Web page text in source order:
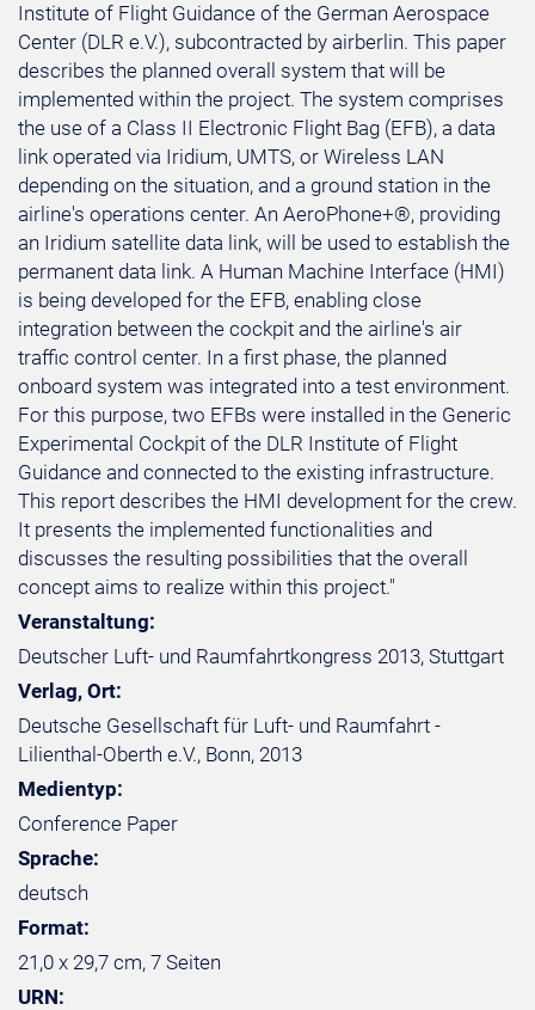
Institute of Flight Guidance of the German Aerospace
Center (DLR e.V.), subcontracted by airberlin. This paper
describes the planned overall system that will be
implemented within the project. The system comprises
the use of a Class II Electronic Flight Bag (EFB), a data
link operated via Iridium, UMTS, or Wireless LAN
depending on the situation, and a ground station in the
airline's operations center. An AeroPhone+®, providing
an Iridium satellite data link, will be used to establish the
permanent data link. A Human Machine Interface (HMI)
is being developed for the EFB, enabling close
integration between the cockpit and the airline's air
traffic control center. In a first phase, the planned
onboard system was integrated into a test environment.
For this purpose, two EFBs were installed in the Generic
Experimental Cockpit of the DLR Institute of Flight
Guidance and connected to the existing infrastructure.
This report describes the HMI development for the crew.
It presents the implemented functionalities and
discusses the resulting possibilities that the overall
concept aims to realize within this project."
Veranstaltung:
Deutscher Luft- und Raumfahrtkongress 2013, Stuttgart
Verlag, Ort:
Deutsche Gesellschaft für Luft- und Raumfahrt -
Lilienthal-Oberth e.V., Bonn, 2013
Medientyp:
Conference Paper
Sprache:
deutsch
Format:
21,0 x 29,7 cm, 7 Seiten
URN: